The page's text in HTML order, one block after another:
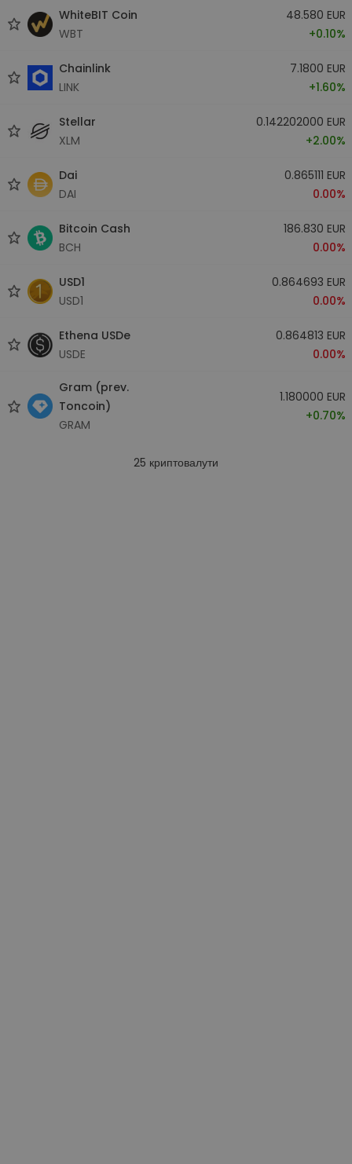
WhiteBIT Coin
WBT
48.580 EUR
+0.10%
Chainlink
LINK
7.1800 EUR
+1.60%
Stellar
XLM
0.142202000 EUR
+2.00%
Dai
DAI
0.865111 EUR
0.00%
Bitcoin Cash
BCH
186.830 EUR
0.00%
USD1
USD1
0.864693 EUR
0.00%
Ethena USDe
USDE
0.864813 EUR
0.00%
Gram (prev.
Toncoin)
GRAM
1.180000 EUR
+0.70%
25 криптовалути